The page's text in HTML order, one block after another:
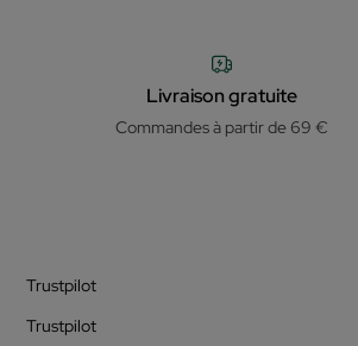
Livraison gratuite
Commandes à partir de 69 €
Trustpilot
Trustpilot